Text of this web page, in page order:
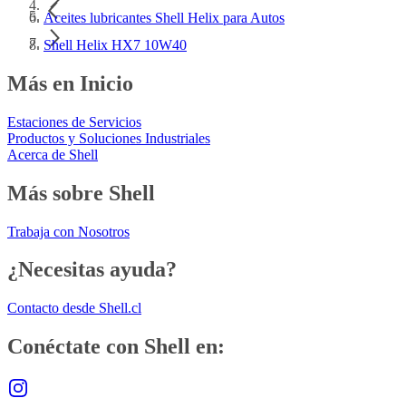
Aceites lubricantes Shell Helix para Autos
Shell Helix HX7 10W40
Más en Inicio
Estaciones de Servicios
Productos y Soluciones Industriales
Acerca de Shell
Más sobre Shell
Trabaja con Nosotros
¿Necesitas ayuda?
Contacto desde Shell.cl
Conéctate con Shell en: